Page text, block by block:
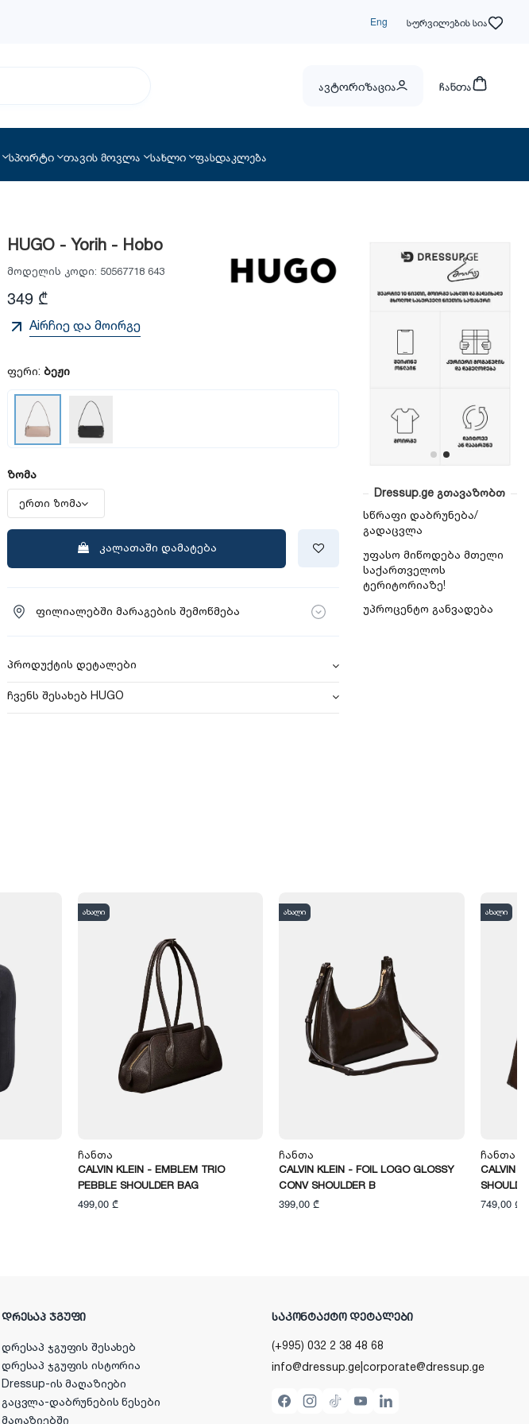
Eng სურვილების სია
ავტორიზაცია ჩანთა
სპორტი თავის მოვლა სახლი ფასდაკლება
HUGO - Yorih - Hobo
მოდელის კოდი: 50567718 643
349 ₾
Aiრჩიე და მოირგე
ფერი: ბეჟი
ზომა
კალათაში დამატება
ფილიალებში მარაგების შემოწმება
პროდუქტის დეტალები
ჩვენს შესახებ HUGO
Dressup.ge გთავაზობთ
სწრაფი დაბრუნება/
გადაცვლა
უფასო მიწოდება მთელი
საქართველოს
ტერიტორიაზე!
უპროცენტო განვადება
ახალი
Ჩანთა
CALVIN KLEIN - EMBLEM TRIO
PEBBLE SHOULDER BAG
499,00 ₾
ახალი
Ჩანთა
CALVIN KLEIN - FOIL LOGO GLOSSY
CONV SHOULDER B
399,00 ₾
ახალი
Ჩანთა
CALVIN
749,00 ₾
ᲓᲠᲔᲡᲐᲞ ᲯᲒᲣᲤᲘ
დრესაპ ჯგუფის შესახებ
დრესაპ ჯგუფის ისტორია
Dressup-ის მაღაზიები
გაცვლა-დაბრუნების წესები
ᲡᲐᲙᲝᲜᲢᲐᲥᲢᲝ ᲓᲔᲢᲐᲚᲔᲑᲘ
(+995) 032 2 38 48 68
info@dressup.gecorporate@dressup.ge